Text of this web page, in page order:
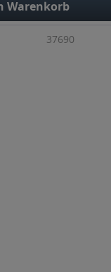
Warenkorb
37690